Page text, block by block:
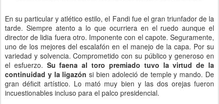
En su particular y atlético estilo, el Fandi fue el gran triunfador de la
tarde. Siempre atento a lo que ocurriera en el ruedo aunque el
director de lidia fuera otro. Imponente con el capote. Seguramente,
uno de los mejores del escalafón en el manejo de la capa. Por su
variedad y solvencia. Comprometido con su público y generoso en
el esfuerzo. Su faena al toro premiado tuvo la virtud de la
continuidad y la ligazón si bien adoleció de temple y mando. De
gran déficit artístico. Lo mató muy bien y las dos orejas fueron
incuestionables incluso para el palco presidencial.